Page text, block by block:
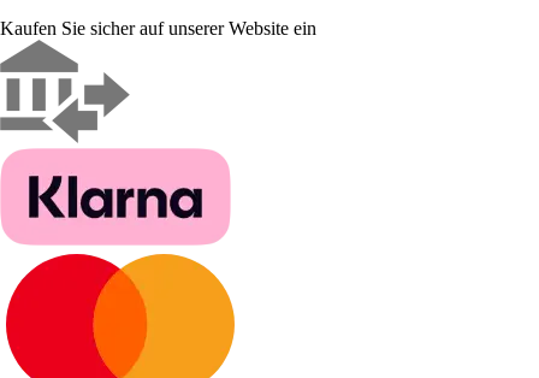
Kaufen Sie sicher auf unserer Website ein